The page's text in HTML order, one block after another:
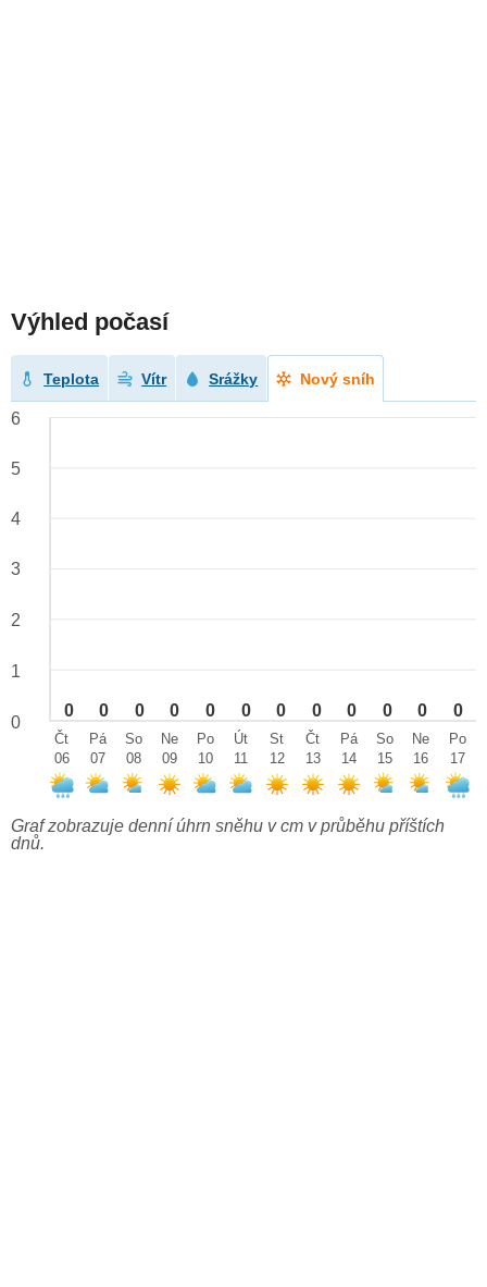
Výhled počasí
Teplota Vítr Srážky Nový sníh
0 0 0 0 0 0 0 0 0 0 0 0
6
5
4
3
2
1
0
Čt
06
Pá
07
So
08
Ne
09
Po
10
Út
11
St
12
Čt
13
Pá
14
So
15
Ne
16
Po
17
Graf zobrazuje denní úhrn sněhu v cm v průběhu příštích
dnů.